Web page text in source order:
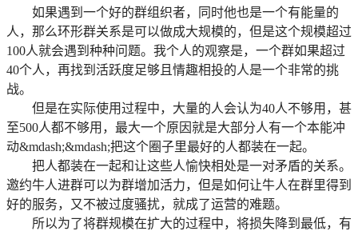
如果遇到一个好的群组织者，同时他也是一个有能量的
人，那么环形群关系是可以做成大规模的，但是这个规模超过
100人就会遇到种种问题。我个人的观察是，一个群如果超过
40个人，再找到活跃度足够且情趣相投的人是一个非常的挑
战。
但是在实际使用过程中，大量的人会认为40人不够用，甚
至500人都不够用，最大一个原因就是大部分人有一个本能冲
动&mdash;&mdash;把这个圈子里最好的人都装在一起。
把人都装在一起和让这些人愉快相处是一对矛盾的关系。
邀约牛人进群可以为群增加活力，但是如何让牛人在群里得到
好的服务，又不被过度骚扰，就成了运营的难题。
所以为了将群规模在扩大的过程中，将损失降到最低，有